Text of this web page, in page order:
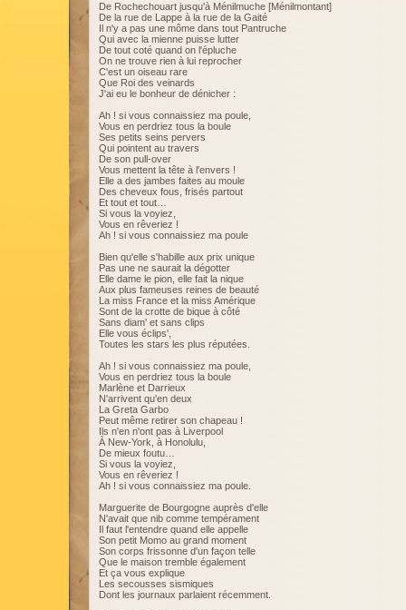
De Rochechouart jusqu'à Ménilmuche [Ménilmontant]
De la rue de Lappe à la rue de la Gaité
Il n'y a pas une môme dans tout Pantruche
Qui avec la mienne puisse lutter
De tout coté quand on l'épluche
On ne trouve rien à lui reprocher
C'est un oiseau rare
Que Roi des veinards
J'ai eu le bonheur de dénicher :
Ah ! si vous connaissiez ma poule,
Vous en perdriez tous la boule
Ses petits seins pervers
Qui pointent au travers
De son pull-over
Vous mettent la tête à l'envers !
Elle a des jambes faites au moule
Des cheveux fous, frisés partout
Et tout et tout…
Si vous la voyiez,
Vous en rêveriez !
Ah ! si vous connaissiez ma poule
Bien qu'elle s'habille aux prix unique
Pas une ne saurait la dégotter
Elle dame le pion, elle fait la nique
Aux plus fameuses reines de beauté
La miss France et la miss Amérique
Sont de la crotte de bique à côté
Sans diam' et sans clips
Elle vous éclips',
Toutes les stars les plus réputées.
Ah ! si vous connaissiez ma poule,
Vous en perdriez tous la boule
Marlène et Darrieux
N'arrivent qu'en deux
La Greta Garbo
Peut même retirer son chapeau !
Ils n'en n'ont pas à Liverpool
À New-York, à Honolulu,
De mieux foutu…
Si vous la voyiez,
Vous en rêveriez !
Ah ! si vous connaissiez ma poule.
Marguerite de Bourgogne auprès d'elle
N'avait que nib comme tempérament
Il faut l'entendre quand elle appelle
Son petit Momo au grand moment
Son corps frissonne d'un façon telle
Que le maison tremble également
Et ça vous explique
Les secousses sismiques
Dont les journaux parlaient récemment.